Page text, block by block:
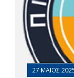
27 ΜΑΙΟΣ